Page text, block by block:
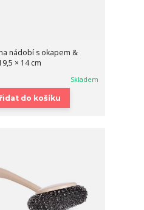
nádobí s okapem &
× 14 cm
Skladem
do košíku